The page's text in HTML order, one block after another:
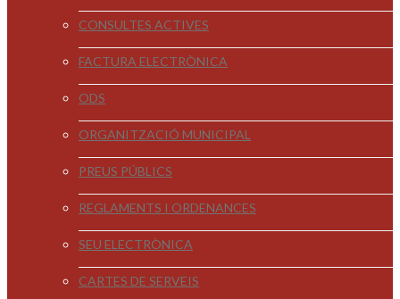
CONSULTES ACTIVES
FACTURA ELECTRÒNICA
ODS
ORGANITZACIÓ MUNICIPAL
PREUS PÚBLICS
REGLAMENTS I ORDENANCES
SEU ELECTRÒNICA
CARTES DE SERVEIS